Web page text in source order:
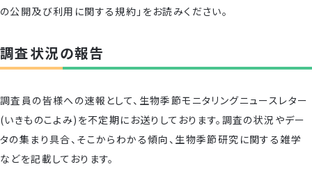
の公開及び利用に関する規約」をお読みください。
調査状況の報告
調査員の皆様への速報として、生物季節モニタリングニュースレター
(いきものこよみ)を不定期にお送りしております。調査の状況やデー
タの集まり具合、そこからわかる傾向、生物季節研究に関する雑学
などを記載しております。